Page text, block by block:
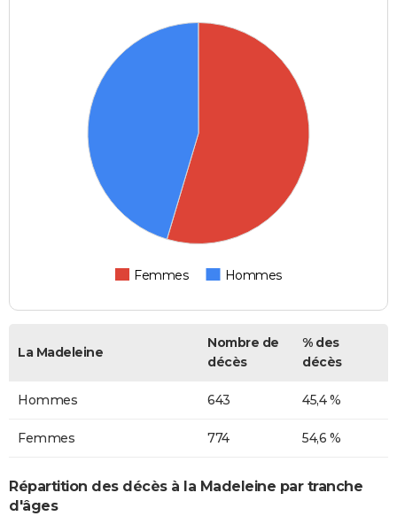
Femmes Hommes
La Madeleine
Nombre de
décès
% des
décès
Hommes 643 45,4 %
Femmes 774 54,6 %
Répartition des décès à la Madeleine par tranche
d'âges